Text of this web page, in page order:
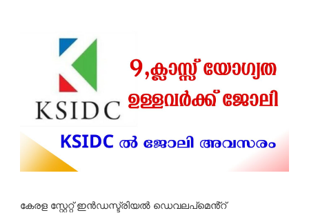
കേരള സ്റ്റേറ്റ് ഇൻഡസ്ട്രിയൽ ഡെവലപ്മെൻ്റ്